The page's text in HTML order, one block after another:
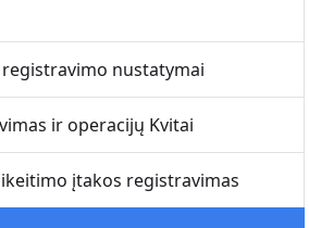
nustatymai
ir operacijų Kvitai
įtakos registravimas